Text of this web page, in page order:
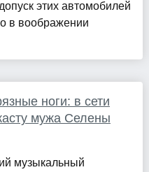
этих автомобилей
в воображении
ноги: в сети
мужа Селены
музыкальный